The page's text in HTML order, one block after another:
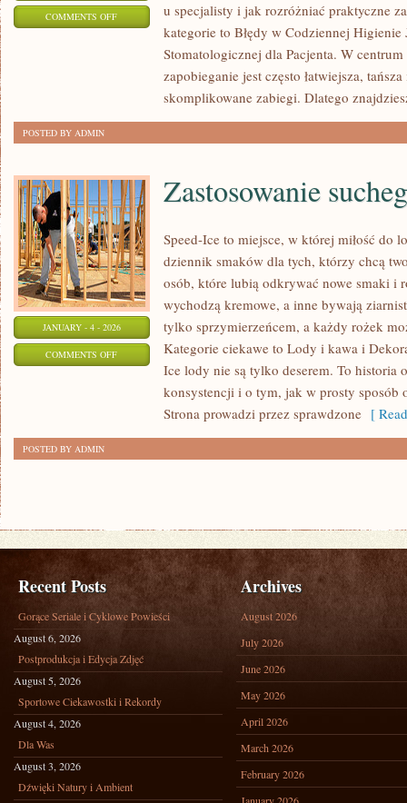
COMMENTS OFFON
STOMATOLOGICZNE
u specjalisty i jak rozróżniać praktyczne
kategorie to Błędy w Codziennej
Stomatologicznej dla Pacjenta. W
zapobieganie jest często łatwiejsza,
skomplikowane zabiegi. Dlatego
POSTED BY ADMIN
JANUARY - 4 - 2026
COMMENTS OFFON
ZASTOSOWANIE
Zastosowanie
Speed-Ice to miejsce, w której miłość do
dziennik smaków dla tych, którzy chcą
osób, które lubią odkrywać nowe smaki i
wychodzą kremowe, a inne bywają
tylko sprzymierzeńcem, a każdy rożek
Kategorie ciekawe to Lody i kawa i
Ice lody nie są tylko deserem. To historia
konsystencji i o tym, jak w prosty sposób
Strona prowadzi przez sprawdzone [
POSTED BY ADMIN
Recent Posts
Gorące Seriale i Cyklowe Powieści
August 6, 2026
Postprodukcja i Edycja Zdjęć
August 5, 2026
Sportowe Ciekawostki i Rekordy
August 4, 2026
Dla Was
August 3, 2026
Dźwięki Natury i Ambient
Archives
August 2026
July 2026
June 2026
May 2026
April 2026
March 2026
February 2026